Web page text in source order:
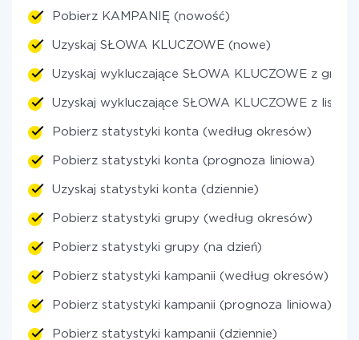
Pobierz KAMPANIĘ (nowość)
Uzyskaj SŁOWA KLUCZOWE (nowe)
Uzyskaj wykluczające SŁOWA KLUCZOWE z grup
Uzyskaj wykluczające SŁOWA KLUCZOWE z listy
Pobierz statystyki konta (według okresów)
Pobierz statystyki konta (prognoza liniowa)
Uzyskaj statystyki konta (dziennie)
Pobierz statystyki grupy (według okresów)
Pobierz statystyki grupy (na dzień)
Pobierz statystyki kampanii (według okresów)
Pobierz statystyki kampanii (prognoza liniowa)
Pobierz statystyki kampanii (dziennie)